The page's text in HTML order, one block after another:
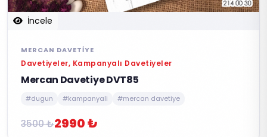
İncele
MERCAN DAVETIYE
Davetiyeler, Kampanyalı Davetiyeler
Mercan Davetiye DVT85
#dugun #kampanyali #mercan davetiye
3500 ₺2990 ₺